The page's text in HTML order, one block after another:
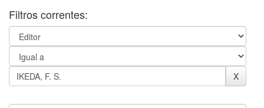
Filtros correntes: